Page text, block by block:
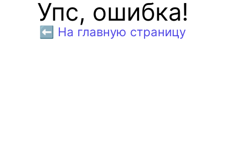
Упс, ошибка!
⬅️ На главную страницу